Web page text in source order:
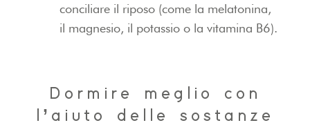
conciliare il riposo (come la melatonina,
il magnesio, il potassio o la vitamina B6).
Dormire meglio con
l’aiuto delle sostanze